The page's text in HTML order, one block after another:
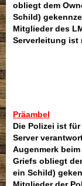
obliegt dem
Schild)
Mitglieder des
Serverleitung ist
Präambel
Die Polizei ist
Server
Augenmerk beim
Griefs obliegt
ein Schild)